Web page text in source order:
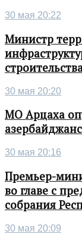
30 мая 20:22
Министр
30 мая 20:20
МО Арцаха
30 мая 20:16
Премьер-
во главе с
собрания
30 мая 20:09